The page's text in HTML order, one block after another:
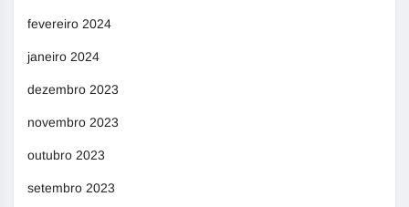
fevereiro 2024
janeiro 2024
dezembro 2023
novembro 2023
outubro 2023
setembro 2023